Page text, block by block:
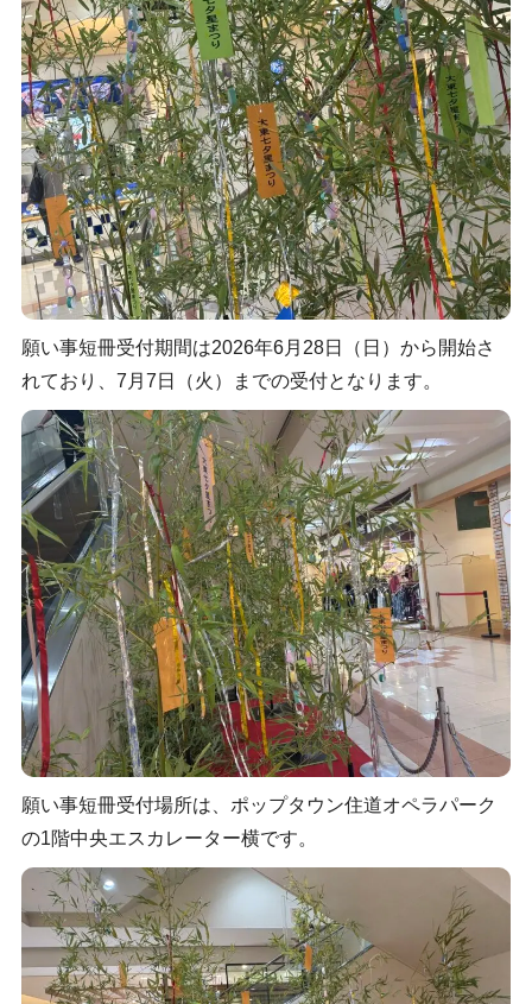
願い事短冊受付期間は2026年6月28日（日）から開始さ
れており、7月7日（火）までの受付となります。
願い事短冊受付場所は、ポップタウン住道オペラパーク
の1階中央エスカレーター横です。